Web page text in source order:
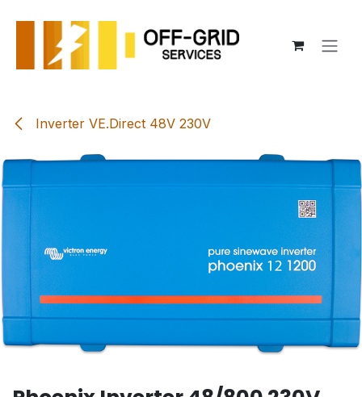
Inverter VE.Direct 48V 230V